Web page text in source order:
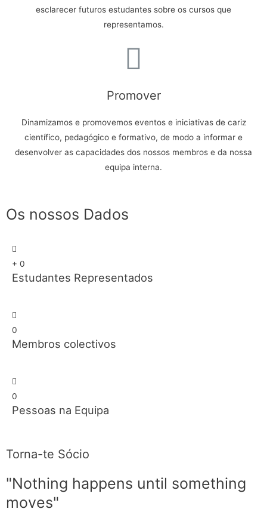
esclarecer futuros estudantes sobre os cursos que
representamos.
Promover
Dinamizamos e promovemos eventos e iniciativas de cariz
científico, pedagógico e formativo, de modo a informar e
desenvolver as capacidades dos nossos membros e da nossa
equipa interna.
Os nossos Dados
+ 0
Estudantes Representados
0
Membros colectivos
0
Pessoas na Equipa
Torna-te Sócio
"Nothing happens until something
moves"